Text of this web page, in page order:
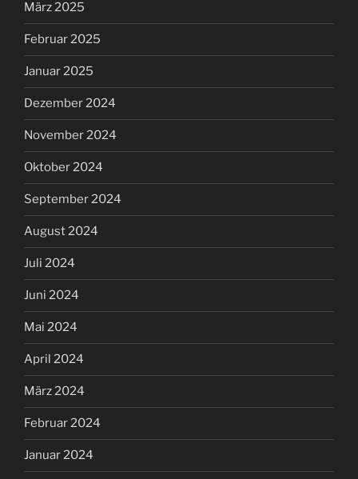
März 2025
Februar 2025
Januar 2025
Dezember 2024
November 2024
Oktober 2024
September 2024
August 2024
Juli 2024
Juni 2024
Mai 2024
April 2024
März 2024
Februar 2024
Januar 2024